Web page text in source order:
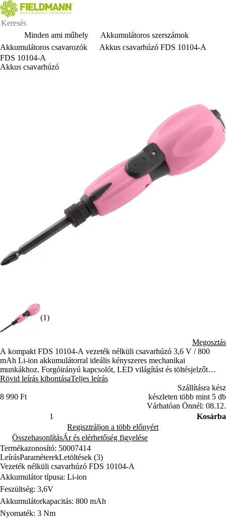
Minden ami műhely
Akkumulátoros szerszámok
Akkumulátoros csavarozók
Akkus csavarhúzó FDS 10104-A
FDS 10104-A
Akkus csavarhúzó
(1)
Megosztás
A kompakt FDS 10104-A vezeték nélküli csavarhúzó 3,6 V / 800
mAh Li-ion akkumulátorral ideális kényszeres mechanikai
munkákhoz. Forgóirányú kapcsolót, LED világítást és töltésjelzőt
kínál. Az USB-C töltésnek köszönhetően mindössze 1 óra alatt
Rövid leírás kibontásaTeljes leírás
8 990 Ft
Szállításra kész
készleten több mint 5 db
Várhatóan Önnél: 08.12.
Kosárba
Regisztráljon a több előnyért
ÖsszehasonlításÁr és elérhetőség figyelése
Termékazonosító: 50007414
LeírásParaméterekLetöltések (3)
Vezeték nélküli csavarhúzó FDS 10104-A
Akkumulátor típusa: Li-ion
Feszültség: 3,6V
Akkumulátorkapacitás: 800 mAh
Nyomaték: 3 Nm